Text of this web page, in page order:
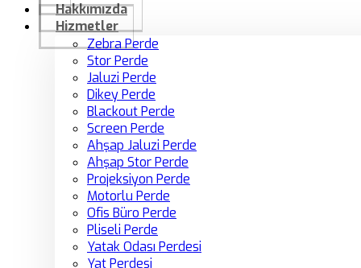
Hakkımızda
Hizmetler
Zebra Perde
Stor Perde
Jaluzi Perde
Dikey Perde
Blackout Perde
Screen Perde
Ahşap Jaluzi Perde
Ahşap Stor Perde
Projeksiyon Perde
Motorlu Perde
Ofis Büro Perde
Pliseli Perde
Yatak Odası Perdesi
Yat Perdesi